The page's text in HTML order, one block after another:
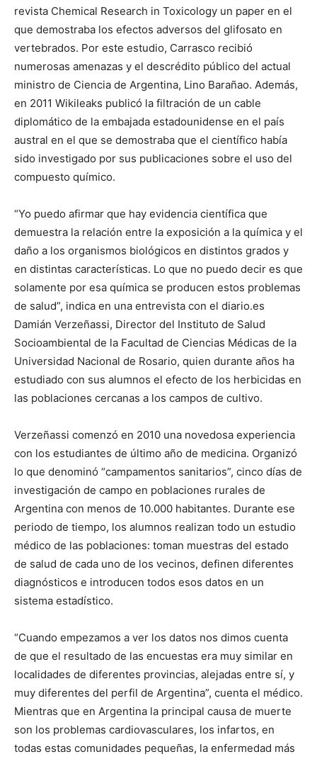
revista Chemical Research in Toxicology un paper en el
que demostraba los efectos adversos del glifosato en
vertebrados. Por este estudio, Carrasco recibió
numerosas amenazas y el descrédito público del actual
ministro de Ciencia de Argentina, Lino Barañao. Además,
en 2011 Wikileaks publicó la filtración de un cable
diplomático de la embajada estadounidense en el país
austral en el que se demostraba que el científico había
sido investigado por sus publicaciones sobre el uso del
compuesto químico.
“Yo puedo afirmar que hay evidencia científica que
demuestra la relación entre la exposición a la química y el
daño a los organismos biológicos en distintos grados y
en distintas características. Lo que no puedo decir es que
solamente por esa química se producen estos problemas
de salud”, indica en una entrevista con el diario.es
Damián Verzeñassi, Director del Instituto de Salud
Socioambiental de la Facultad de Ciencias Médicas de la
Universidad Nacional de Rosario, quien durante años ha
estudiado con sus alumnos el efecto de los herbicidas en
las poblaciones cercanas a los campos de cultivo.
Verzeñassi comenzó en 2010 una novedosa experiencia
con los estudiantes de último año de medicina. Organizó
lo que denominó “campamentos sanitarios”, cinco días de
investigación de campo en poblaciones rurales de
Argentina con menos de 10.000 habitantes. Durante ese
periodo de tiempo, los alumnos realizan todo un estudio
médico de las poblaciones: toman muestras del estado
de salud de cada uno de los vecinos, definen diferentes
diagnósticos e introducen todos esos datos en un
sistema estadístico.
“Cuando empezamos a ver los datos nos dimos cuenta
de que el resultado de las encuestas era muy similar en
localidades de diferentes provincias, alejadas entre sí, y
muy diferentes del perfil de Argentina”, cuenta el médico.
Mientras que en Argentina la principal causa de muerte
son los problemas cardiovasculares, los infartos, en
todas estas comunidades pequeñas, la enfermedad más